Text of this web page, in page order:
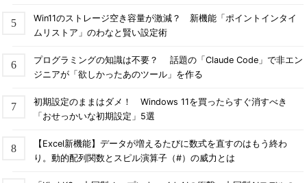
Win11のストレージ空き容量が激減？ 新機能「ポイントインタイ
ムリストア」のわなと賢い設定術
プログラミングの知識は不要？ 話題の「Claude Code」で非エン
ジニアが「欲しかったあのツール」を作る
初期設定のままはダメ！ Windows 11を買ったらすぐ消すべき
「おせっかいな初期設定」5選
【Excel新機能】データが増えるたびに数式を直すのはもう終わ
り。動的配列関数とスピル演算子（#）の威力とは